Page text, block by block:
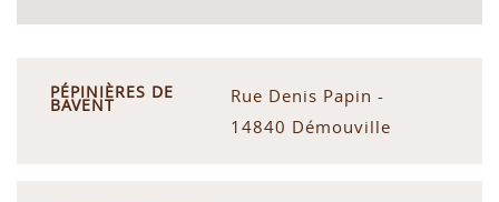
PÉPINIÈRES DE
BAVENT
Rue Denis Papin -
14840 Démouville